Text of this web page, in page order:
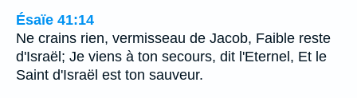
Ésaïe 41:14
Ne crains rien, vermisseau de Jacob, Faible reste
d'Israël; Je viens à ton secours, dit l'Eternel, Et le
Saint d'Israël est ton sauveur.